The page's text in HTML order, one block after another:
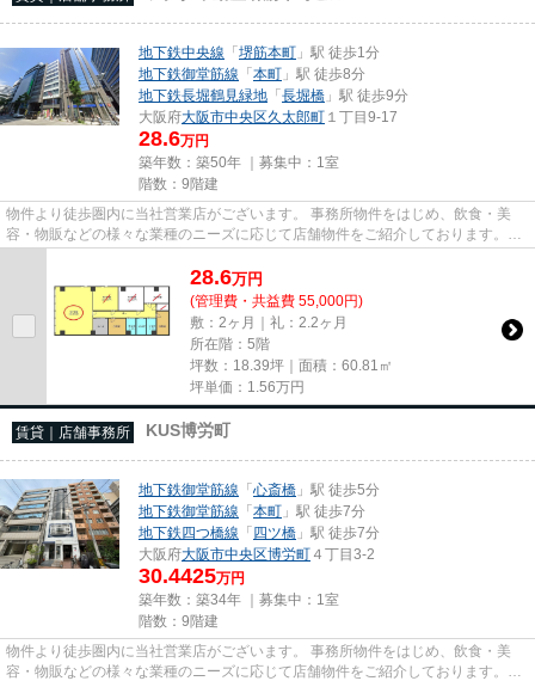
地下鉄中央線 「堺筋本町 」駅 徒歩1分
地下鉄御堂筋線 「本町 」駅 徒歩8分
地下鉄長堀鶴見緑地 「長堀橋 」駅 徒歩9分
大阪府大阪市中央区久太郎町 １丁目9-17
28.6万円
築年数：築50年 ｜募集中： 1室
階数：9階建
物件より徒歩圏内に当社営業店がございます。 事務所物件をはじめ、飲食・美
容・物販などの様々な業種のニーズに応じて店舗物件をご紹介しております。
尚、弊社ではおとり広告は一切...
28.6万円
(管理費・共益費 55,000円)
敷：2ヶ月｜礼：2.2ヶ月
所在階：5階
坪数：18.39坪｜面積：60.81㎡
坪単価： 1.56万円
賃貸｜店舗事務所 KUS博労町
地下鉄御堂筋線 「心斎橋 」駅 徒歩5分
地下鉄御堂筋線 「本町 」駅 徒歩7分
地下鉄四つ橋線 「四ツ橋 」駅 徒歩7分
大阪府大阪市中央区博労町 ４丁目3-2
30.4425万円
築年数：築34年 ｜募集中： 1室
階数：9階建
物件より徒歩圏内に当社営業店がございます。 事務所物件をはじめ、飲食・美
容・物販などの様々な業種のニーズに応じて店舗物件をご紹介しております。